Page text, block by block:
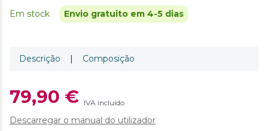
Em stock Envio gratuito em 4-5 dias
Descrição | Composição
79,90 € IVA incluído
Descarregar o manual do utilizador